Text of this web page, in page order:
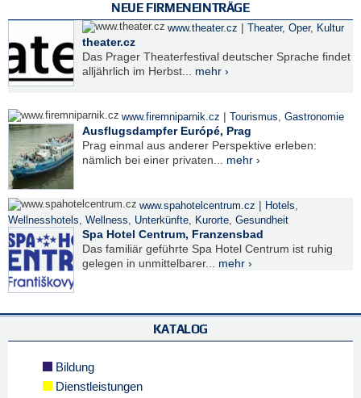
NEUE FIRMENEINTRÄGE
www.theater.cz | Theater, Oper, Kultur
theater.cz
Das Prager Theaterfestival deutscher Sprache findet
alljährlich im Herbst... mehr ›
www.firemniparnik.cz | Tourismus, Gastronomie
Ausflugsdampfer Európé, Prag
Prag einmal aus anderer Perspektive erleben:
nämlich bei einer privaten... mehr ›
www.spahotelcentrum.cz | Hotels,
Wellnesshotels, Wellness, Unterkünfte, Kurorte, Gesundheit
Spa Hotel Centrum, Franzensbad
Das familiär geführte Spa Hotel Centrum ist ruhig
gelegen in unmittelbarer... mehr ›
KATALOG
Bildung
Dienstleistungen